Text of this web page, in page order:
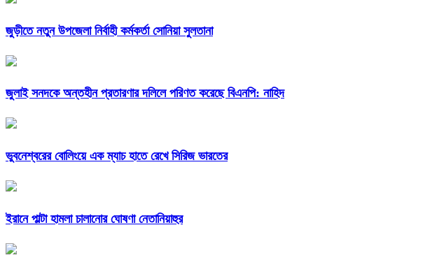
জুড়ীতে নতুন উপজেলা নির্বাহী কর্মকর্তা সোনিয়া সুলতানা
জুলাই সনদকে অন্তহীন প্রতারণার দলিলে পরিণত করেছে বিএনপি: নাহিদ
ভুবনেশ্বরের বোলিংয়ে এক ম্যাচ হাতে রেখে সিরিজ ভারতের
ইরানে পাল্টা হামলা চালানোর ঘোষণা নেতানিয়াহুর